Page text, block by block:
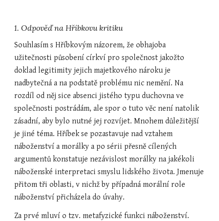
1. Odpověď na Hříbkovu kritiku
Souhlasím s Hříbkovým názorem, že obhajoba
užitečnosti působení církví pro společnost jakožto
doklad legitimity jejich majetkového nároku je
nadbytečná a na podstatě problému nic nemění. Na
rozdíl od něj sice absenci jistého typu duchovna ve
společnosti postrádám, ale spor o tuto věc není natolik
zásadní, aby bylo nutné jej rozvíjet. Mnohem důležitější
je jiné téma. Hříbek se pozastavuje nad vztahem
náboženství a morálky a po sérii přesně cílených
argumentů konstatuje nezávislost morálky na jakékoli
náboženské interpretaci smyslu lidského života. Jmenuje
přitom tři oblasti, v nichž by případná morální role
náboženství přicházela do úvahy.
Za prvé mluví o tzv. metafyzické funkci náboženství.